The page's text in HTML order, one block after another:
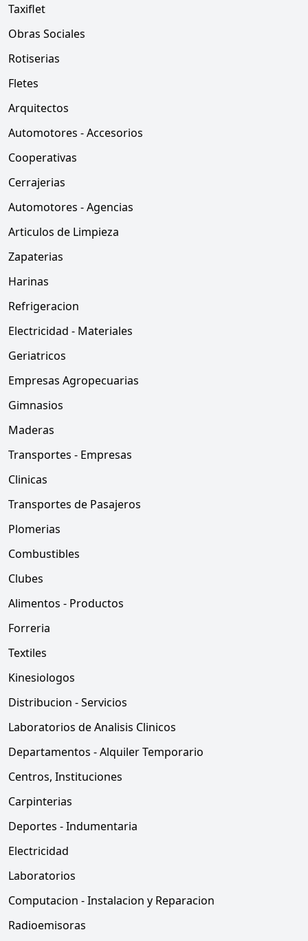
Taxiflet
Obras Sociales
Rotiserias
Fletes
Arquitectos
Automotores - Accesorios
Cooperativas
Cerrajerias
Automotores - Agencias
Articulos de Limpieza
Zapaterias
Harinas
Refrigeracion
Electricidad - Materiales
Geriatricos
Empresas Agropecuarias
Gimnasios
Maderas
Transportes - Empresas
Clinicas
Transportes de Pasajeros
Plomerias
Combustibles
Clubes
Alimentos - Productos
Forreria
Textiles
Kinesiologos
Distribucion - Servicios
Laboratorios de Analisis Clinicos
Departamentos - Alquiler Temporario
Centros, Instituciones
Carpinterias
Deportes - Indumentaria
Electricidad
Laboratorios
Computacion - Instalacion y Reparacion
Radioemisoras